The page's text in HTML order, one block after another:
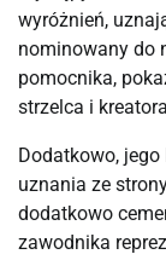
wyróżnień,
nominowany do
pomocnika,
strzelca i
Dodatkowo,
uznania ze
dodatkowo
zawodnika